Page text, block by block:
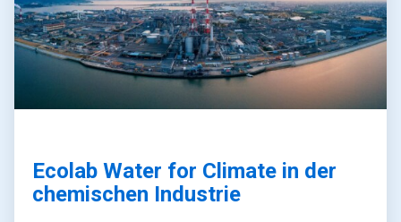
Ecolab Water for Climate in der
chemischen Industrie